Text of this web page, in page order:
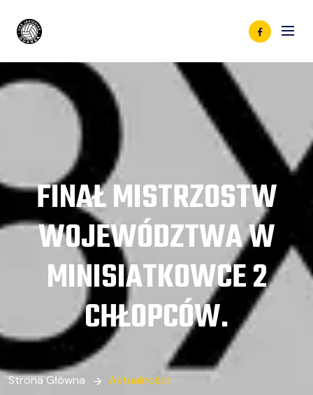
FINAŁ MISTRZOSTW
WOJEWÓDZTWA W
MINISIATKOWCE 2
CHŁOPCÓW.
Strona Główna Aktualności